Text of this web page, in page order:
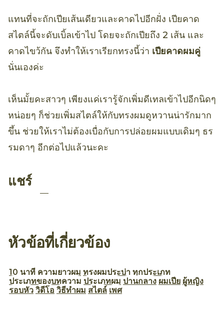
แทนที่จะถักเปียเส้นเดียวและคาดไปอีกฝั่ง เปียคาด
สไตล์นี้จะดับเบิ้ลเข้าไป โดยจะถักเปียถึง 2 เส้น และ
คาดไขว้กัน จึงทำให้เราเรียกทรงนี้ว่า เปียคาดผมคู่
นั่นเองค่ะ
เห็นมั้ยคะสาวๆ เพียงแค่เรารู้จักเพิ่มดีเทลเข้าไปอีกนิดๆ
หน่อยๆ ก็ช่วยเพิ่มสไตล์ให้กับทรงผมดูหวานน่ารักมาก
ขึ้น ช่วยให้เราไม่ต้องเบื่อกับการปล่อยผมแบบเดิมๆ ธร
รมดาๆ อีกต่อไปแล้วนะคะ
แชร์
หัวข้อที่เกี่ยวข้อง
10 นาที ความยาวผม ทรงผมประบ่า ทุกประเภท
ประเภทของบทความ ประเภทผม ปานกลาง ผมเปีย ผู้หญิง
รอบหัว วิดีโอ วิธีทำผม สไตล์ เพศ